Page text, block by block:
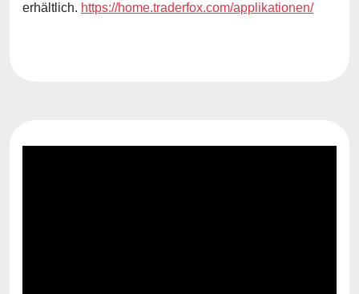
erhältlich. https://home.traderfox.com/applikationen/